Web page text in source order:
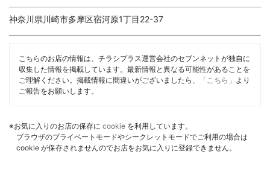
神奈川県川崎市多摩区宿河原1丁目22-37
こちらのお店の情報は、チラシプラス運営会社のセブンネットが独自に
収集した情報を掲載しています。最新情報と異なる可能性があることを
ご理解ください。掲載情報に間違いがございましたら、「 こちら 」より
ご報告をお願いします。
※お気に入りのお店の保存に cookie を利用しています。
ブラウザのプライベートモードやシークレットモードでご利用の場合は
cookie が保存されませんのでお店をお気に入りに登録できません。